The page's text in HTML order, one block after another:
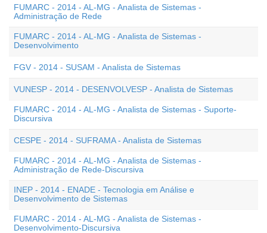
FUMARC - 2014 - AL-MG - Analista de Sistemas -
Administração de Rede
FUMARC - 2014 - AL-MG - Analista de Sistemas -
Desenvolvimento
FGV - 2014 - SUSAM - Analista de Sistemas
VUNESP - 2014 - DESENVOLVESP - Analista de Sistemas
FUMARC - 2014 - AL-MG - Analista de Sistemas - Suporte-
Discursiva
CESPE - 2014 - SUFRAMA - Analista de Sistemas
FUMARC - 2014 - AL-MG - Analista de Sistemas -
Administração de Rede-Discursiva
INEP - 2014 - ENADE - Tecnologia em Análise e
Desenvolvimento de Sistemas
FUMARC - 2014 - AL-MG - Analista de Sistemas -
Desenvolvimento-Discursiva